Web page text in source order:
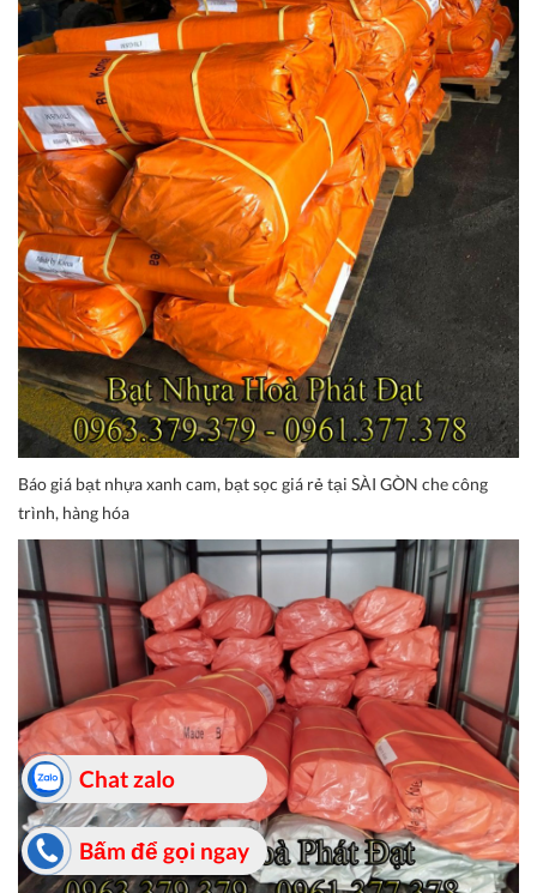
Báo giá bạt nhựa xanh cam, bạt sọc giá rẻ tại SÀI GÒN che công
trình, hàng hóa
Bấm để gọi ngay
Chat zalo